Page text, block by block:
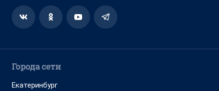
Города сети
Екатеринбург